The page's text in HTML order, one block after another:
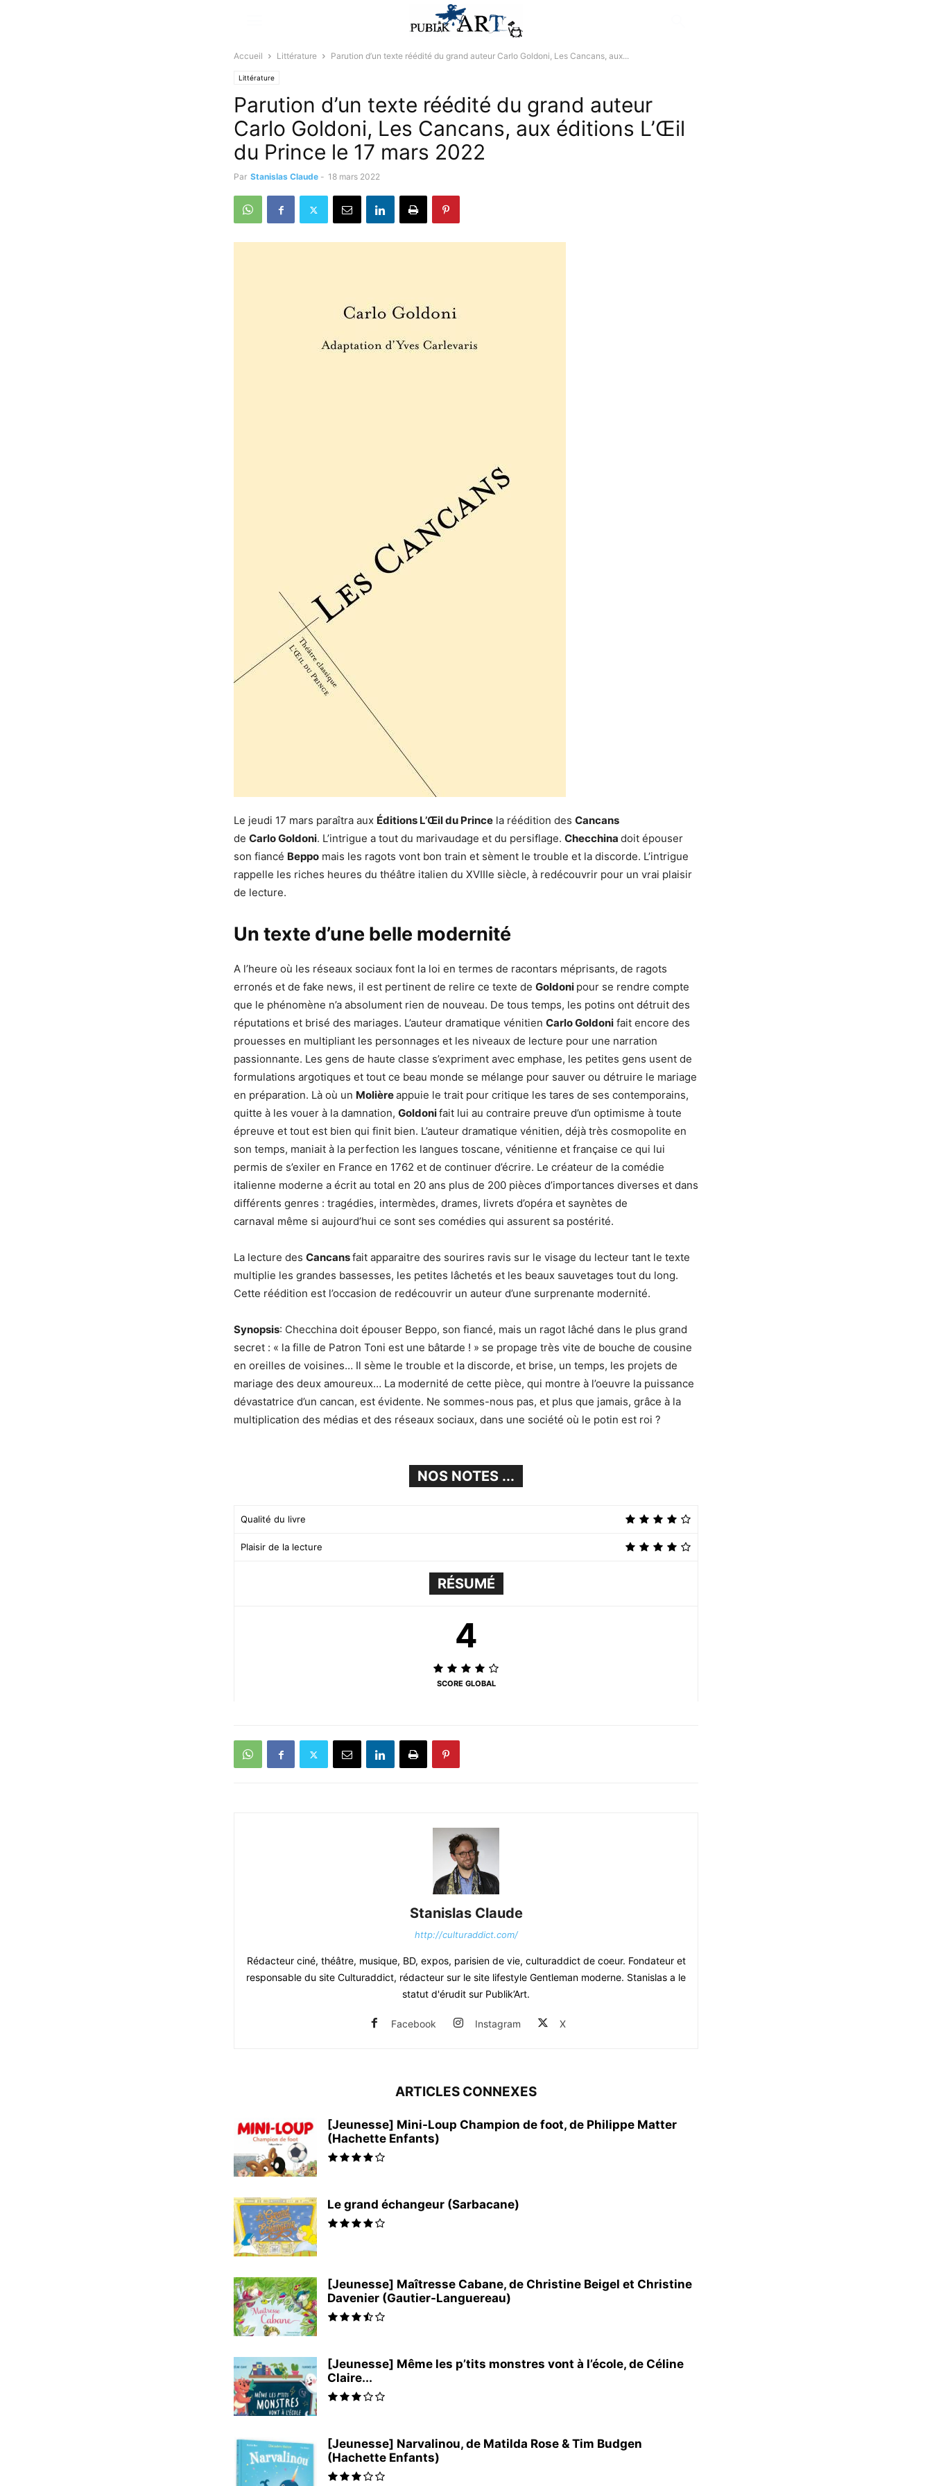
Accueil Littérature Parution d’un texte réédité du grand auteur Carlo Goldoni, Les Cancans, aux...
Littérature
Parution d’un texte réédité du grand auteur
Carlo Goldoni, Les Cancans, aux éditions L’Œil
du Prince le 17 mars 2022
Par Stanislas Claude - 18 mars 2022
Le jeudi 17 mars paraîtra aux Éditions L’Œil du Prince la réédition des Cancans
de Carlo Goldoni. L’intrigue a tout du marivaudage et du persiflage. Checchina doit épouser
son fiancé Beppo mais les ragots vont bon train et sèment le trouble et la discorde. L’intrigue
rappelle les riches heures du théâtre italien du XVIIIe siècle, à redécouvrir pour un vrai plaisir
de lecture.
Un texte d’une belle modernité
A l’heure où les réseaux sociaux font la loi en termes de racontars méprisants, de ragots
erronés et de fake news, il est pertinent de relire ce texte de Goldoni pour se rendre compte
que le phénomène n’a absolument rien de nouveau. De tous temps, les potins ont détruit des
réputations et brisé des mariages. L’auteur dramatique vénitien Carlo Goldoni fait encore des
prouesses en multipliant les personnages et les niveaux de lecture pour une narration
passionnante. Les gens de haute classe s’expriment avec emphase, les petites gens usent de
formulations argotiques et tout ce beau monde se mélange pour sauver ou détruire le mariage
en préparation. Là où un Molièreappuie le trait pour critique les tares de ses contemporains,
quitte à les vouer à la damnation, Goldonifait lui au contraire preuve d’un optimisme à toute
épreuve et tout est bien qui finit bien. L’auteur dramatique vénitien, déjà très cosmopolite en
son temps, maniait à la perfection les langues toscane, vénitienne et française ce qui lui
permis de s’exiler en France en 1762 et de continuer d’écrire. Le créateur de la comédie
italienne moderne a écrit au total en 20 ans plus de 200 pièces d’importances diverses et dans
différents genres : tragédies, intermèdes, drames, livrets d’opéra et saynètes de
carnaval même si aujourd’hui ce sont ses comédies qui assurent sa postérité.
La lecture des Cancansfait apparaitre des sourires ravis sur le visage du lecteur tant le texte
multiplie les grandes bassesses, les petites lâchetés et les beaux sauvetages tout du long.
Cette réédition est l’occasion de redécouvrir un auteur d’une surprenante modernité.
Synopsis: Checchina doit épouser Beppo, son fiancé, mais un ragot lâché dans le plus grand
secret : « la fille de Patron Toni est une bâtarde ! » se propage très vite de bouche de cousine
en oreilles de voisines… Il sème le trouble et la discorde, et brise, un temps, les projets de
mariage des deux amoureux… La modernité de cette pièce, qui montre à l’oeuvre la puissance
dévastatrice d’un cancan, est évidente. Ne sommes-nous pas, et plus que jamais, grâce à la
multiplication des médias et des réseaux sociaux, dans une société où le potin est roi ?
NOS NOTES ...
Qualité du livre
Plaisir de la lecture
RÉSUMÉ
4
SCORE GLOBAL
Stanislas Claude
http://culturaddict.com/
Rédacteur ciné, théâtre, musique, BD, expos, parisien de vie, culturaddict de coeur. Fondateur et
responsable du site Culturaddict, rédacteur sur le site lifestyle Gentleman moderne. Stanislas a le
statut d'érudit sur Publik’Art.
Facebook Instagram X
ARTICLES CONNEXES
[Jeunesse] Mini-Loup Champion de foot, de Philippe Matter
(Hachette Enfants)
Le grand échangeur (Sarbacane)
[Jeunesse] Maîtresse Cabane, de Christine Beigel et Christine
Davenier (Gautier-Languereau)
[Jeunesse] Même les p’tits monstres vont à l’école, de Céline
Claire...
[Jeunesse] Narvalinou, de Matilda Rose & Tim Budgen
(Hachette Enfants)